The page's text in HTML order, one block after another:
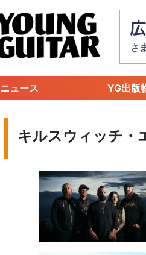
ニュース YG出版
キルスウィッチ・